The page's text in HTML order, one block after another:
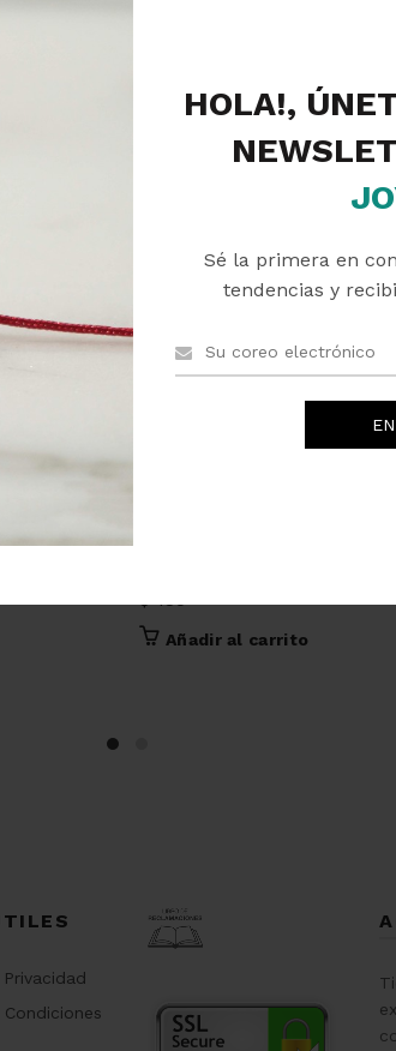
HOLA!,
Sé la primera en
tendencias y
RELACIONADOS
$135
Añadir al carrito